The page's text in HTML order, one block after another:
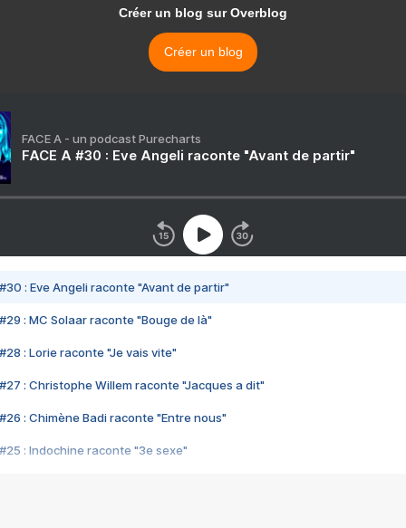
Créer un blog sur Overblog
Créer un blog
FACE A - un podcast Purecharts
FACE A #30 : Eve Angeli raconte "Avant de partir"
#30 : Eve Angeli raconte "Avant de partir"
#29 : MC Solaar raconte "Bouge de là"
#28 : Lorie raconte "Je vais vite"
#27 : Christophe Willem raconte "Jacques a dit"
#26 : Chimène Badi raconte "Entre nous"
#25 : Indochine raconte "3e sexe"